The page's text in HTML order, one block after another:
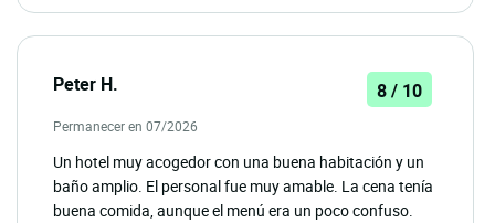
Peter H. 8 / 10
Permanecer en 07/2026
Un hotel muy acogedor con una buena habitación y un
baño amplio. El personal fue muy amable. La cena tenía
buena comida, aunque el menú era un poco confuso.